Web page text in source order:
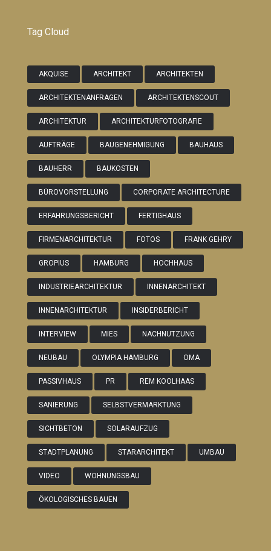
Tag Cloud
AKQUISE ARCHITEKT ARCHITEKTEN
ARCHITEKTENANFRAGEN ARCHITEKTENSCOUT
ARCHITEKTUR ARCHITEKTURFOTOGRAFIE
AUFTRÄGE BAUGENEHMIGUNG BAUHAUS
BAUHERR BAUKOSTEN
BÜROVORSTELLUNG CORPORATE ARCHITECTURE
ERFAHRUNGSBERICHT FERTIGHAUS
FIRMENARCHITEKTUR FOTOS FRANK GEHRY
GROPIUS HAMBURG HOCHHAUS
INDUSTRIEARCHITEKTUR INNENARCHITEKT
INNENARCHITEKTUR INSIDERBERICHT
INTERVIEW MIES NACHNUTZUNG
NEUBAU OLYMPIA HAMBURG OMA
PASSIVHAUS PR REM KOOLHAAS
SANIERUNG SELBSTVERMARKTUNG
SICHTBETON SOLARAUFZUG
STADTPLANUNG STARARCHITEKT UMBAU
VIDEO WOHNUNGSBAU
ÖKOLOGISCHES BAUEN